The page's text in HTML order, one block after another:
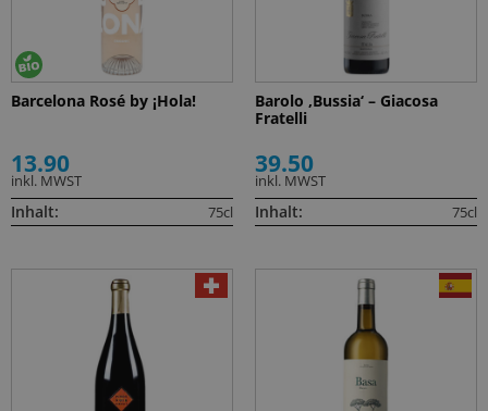
Barcelona Rosé by ¡Hola!
13.90
inkl. MWST
Inhalt: 75cl
Barolo ‚Bussia‘ – Giacosa
Fratelli
39.50
inkl. MWST
Inhalt: 75cl